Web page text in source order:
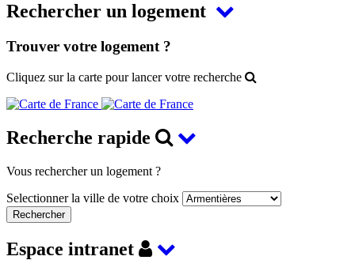
Rechercher un logement
Trouver votre logement ?
Cliquez sur la carte pour lancer votre recherche
Recherche rapide
Vous rechercher un logement ?
Selectionner la ville de votre choix
Espace intranet